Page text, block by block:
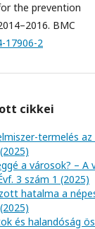
the prevention
BMC
17906-2
cikkei
termelés
a városok? –
3 szám 1 (2025)
hatalma a
és halandóság